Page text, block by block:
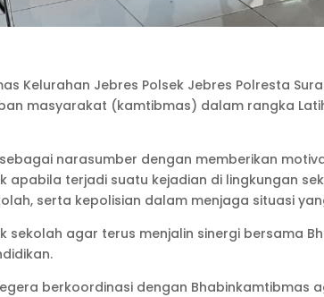
Kelurahan Jebres Polsek Jebres Polresta
masyarakat (kamtibmas) dalam rangka
narasumber dengan memberikan
terjadi suatu kejadian di lingkungan
serta kepolisian dalam menjaga situasi
agar terus menjalin sinergi bersama
berkoordinasi dengan